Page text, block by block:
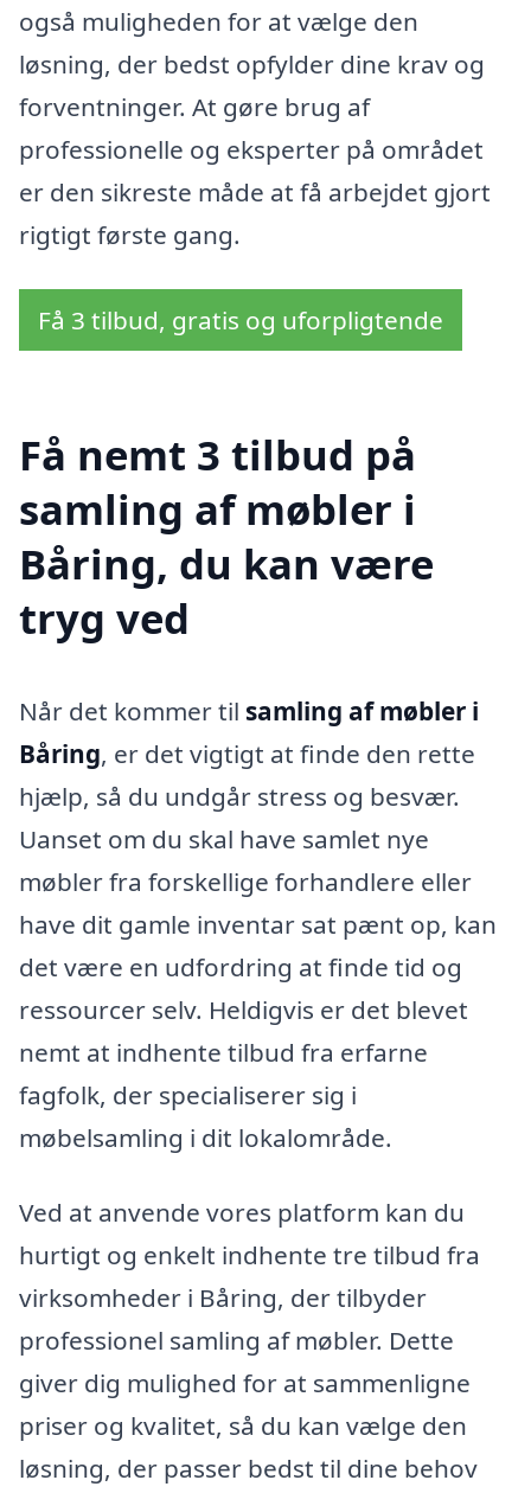
også muligheden for at vælge den
løsning, der bedst opfylder dine krav og
forventninger. At gøre brug af
professionelle og eksperter på området
er den sikreste måde at få arbejdet gjort
rigtigt første gang.
Få 3 tilbud, gratis og uforpligtende
Få nemt 3 tilbud på
samling af møbler i
Båring, du kan være
tryg ved
Når det kommer til samling af møbler i
Båring, er det vigtigt at finde den rette
hjælp, så du undgår stress og besvær.
Uanset om du skal have samlet nye
møbler fra forskellige forhandlere eller
have dit gamle inventar sat pænt op, kan
det være en udfordring at finde tid og
ressourcer selv. Heldigvis er det blevet
nemt at indhente tilbud fra erfarne
fagfolk, der specialiserer sig i
møbelsamling i dit lokalområde.
Ved at anvende vores platform kan du
hurtigt og enkelt indhente tre tilbud fra
virksomheder i Båring, der tilbyder
professionel samling af møbler. Dette
giver dig mulighed for at sammenligne
priser og kvalitet, så du kan vælge den
løsning, der passer bedst til dine behov